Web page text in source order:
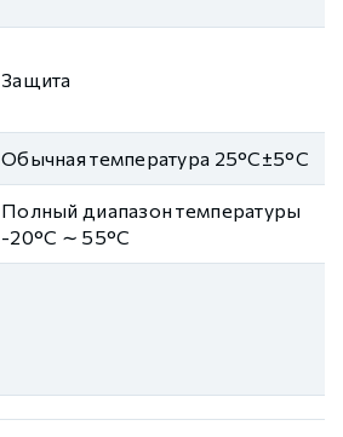
Защита
Обычная температура 25°C±5°C
Полный диапазон температуры
-20°C ∼ 55°C